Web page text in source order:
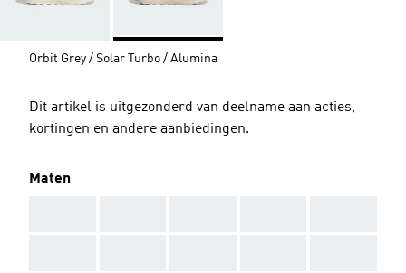
Orbit Grey / Solar Turbo / Alumina
Dit artikel is uitgezonderd van deelname aan acties,
kortingen en andere aanbiedingen.
Maten